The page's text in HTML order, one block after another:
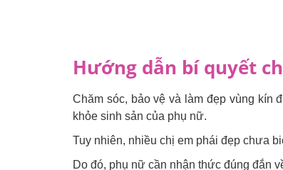
Hướng dẫn bí quyết
Chăm sóc, bảo vệ và làm đẹp vùng kín
khỏe sinh sản của phụ nữ.
Tuy nhiên, nhiều chị em phái đẹp chưa
Do đó, phụ nữ cần nhận thức đúng đắn